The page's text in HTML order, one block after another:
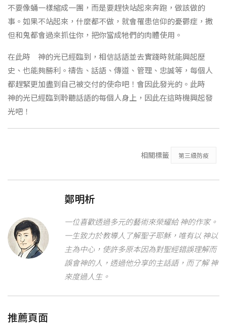
不要像蛹一樣縮成一團，而是要趕快站起來奔跑，做該做的
事。如果不站起來，什麼都不做，就會罹患信仰的憂鬱症，撒
但和鬼都會過來抓住你，把你當成牠們的肉體使用。
在此時 神的光已經臨到，相信話語並去實踐時就能興起歷
史、也能夠勝利。禱告、話語、傳道、管理、忠誠等，每個人
都趕緊更加盡到自己被交付的使命吧！會因此發光的。此時
神的光已經臨到聆聽話語的每個人身上，因此在這時機興起發
光吧！
相關標籤 第三級防疫
鄭明析
一位喜歡透過多元的藝術來榮耀給 神的作家。
一生致力於教導人了解聖子耶穌，唯有以 神以
主為中心，使許多原本因為對聖經錯誤理解而
誤會神的人，透過他分享的主話語，而了解 神
來度過人生。
推薦頁面